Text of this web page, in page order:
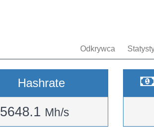
Odkrywca
Hashrate
5648.1 Mh/s